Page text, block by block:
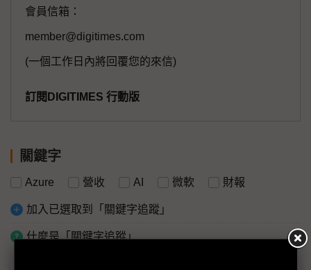
會員信箱：
member@digitimes.com
(一個工作日內將回覆您的來信)
訂閱DIGITIMES 行動版
關鍵字
Azure 營收 AI 微軟 財報
加入已選取到「關鍵字追蹤」
什麼是「關鍵字追蹤」